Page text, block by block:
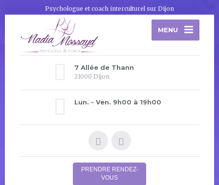
Psychologue et coach interculturel sur Dijon
MENU
7 Allée de Thann
21000 Dijon
Lun. - Ven. 9h00 à 19h00
PRENDRE RENDEZ-
VOUS